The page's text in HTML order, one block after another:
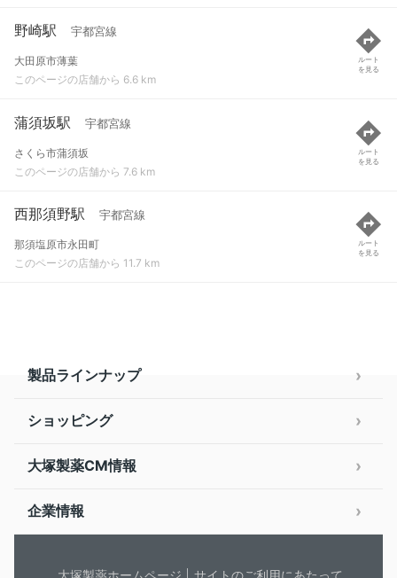
野崎駅 宇都宮線
大田原市薄葉
このページの店舗から 6.6 km
ルート
を見る
蒲須坂駅 宇都宮線
さくら市蒲須坂
このページの店舗から 7.6 km
ルート
を見る
西那須野駅 宇都宮線
那須塩原市永田町
このページの店舗から 11.7 km
ルート
を見る
製品ラインナップ
ショッピング
大塚製薬CM情報
企業情報